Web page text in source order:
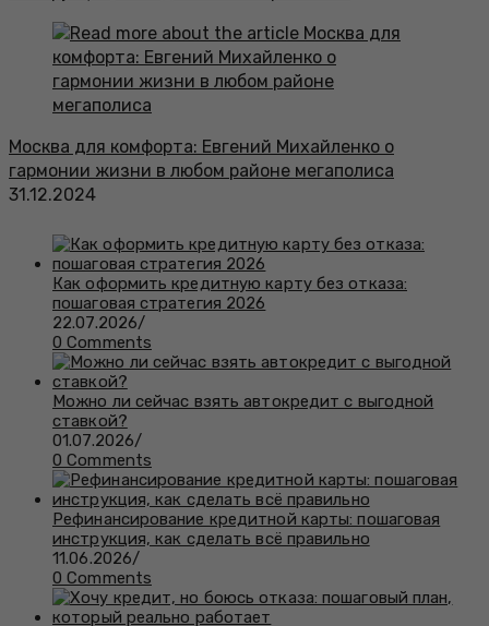
Москва для комфорта: Евгений Михайленко о
гармонии жизни в любом районе мегаполиса
31.12.2024
Как оформить кредитную карту без отказа:
пошаговая стратегия 2026
22.07.2026/
0 Comments
Можно ли сейчас взять автокредит с выгодной
ставкой?
01.07.2026/
0 Comments
Рефинансирование кредитной карты: пошаговая
инструкция, как сделать всё правильно
11.06.2026/
0 Comments